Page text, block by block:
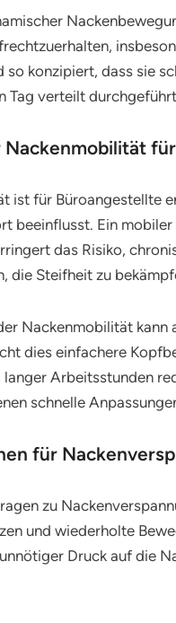
so konzipiert, dass sie
Tag verteilt
Nackenmobilität
ist für Büroangestellte
beeinflusst. Ein
das Risiko,
die Steifheit zu
Nackenmobilität
dies einfachere
Arbeitsstunden
schnelle
für
zu
und wiederholte
Druck auf die